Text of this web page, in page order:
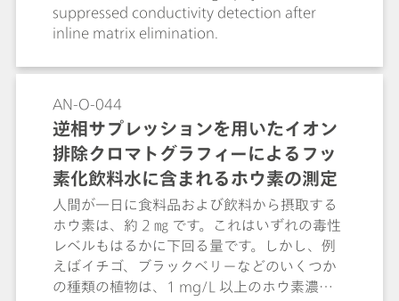
suppressed conductivity detection after
inline matrix elimination.
AN-O-044
逆相サプレッションを用いたイオン
排除クロマトグラフィーによるフッ
素化飲料水に含まれるホウ素の測定
人間が一日に食料品および飲料から摂取する
ホウ素は、約 2 ㎎ です。これはいずれの毒性
レベルもはるかに下回る量です。しかし、例
えばイチゴ、ブラックベリーなどのいくつか
の種類の植物は、1 mg/L 以上のホウ素濃度